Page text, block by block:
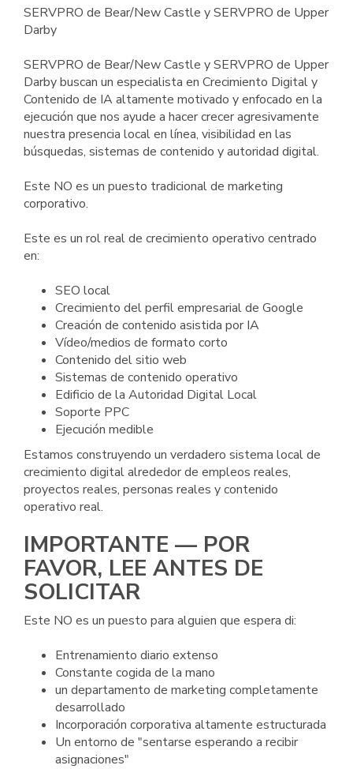
SERVPRO de Bear/New Castle y SERVPRO de Upper
Darby
SERVPRO de Bear/New Castle y SERVPRO de Upper
Darby buscan un especialista en Crecimiento Digital y
Contenido de IA altamente motivado y enfocado en la
ejecución que nos ayude a hacer crecer agresivamente
nuestra presencia local en línea, visibilidad en las
búsquedas, sistemas de contenido y autoridad digital.
Este NO es un puesto tradicional de marketing
corporativo.
Este es un rol real de crecimiento operativo centrado
en:
SEO local
Crecimiento del perfil empresarial de Google
Creación de contenido asistida por IA
Vídeo/medios de formato corto
Contenido del sitio web
Sistemas de contenido operativo
Edificio de la Autoridad Digital Local
Soporte PPC
Ejecución medible
Estamos construyendo un verdadero sistema local de
crecimiento digital alrededor de empleos reales,
proyectos reales, personas reales y contenido
operativo real.
IMPORTANTE — POR
FAVOR, LEE ANTES DE
SOLICITAR
Este NO es un puesto para alguien que espera di:
Entrenamiento diario extenso
Constante cogida de la mano
un departamento de marketing completamente
desarrollado
Incorporación corporativa altamente estructurada
Un entorno de "sentarse esperando a recibir
asignaciones"